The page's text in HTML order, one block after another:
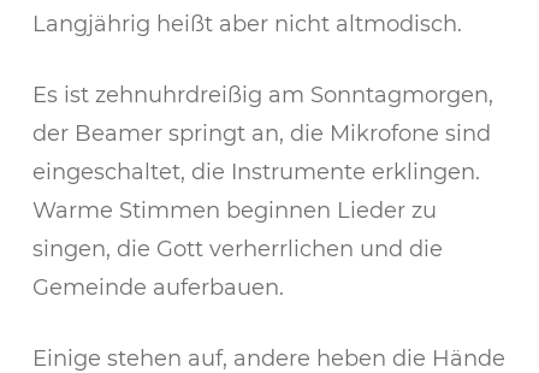
Langjährig heißt aber nicht altmodisch.
Es ist zehnuhrdreißig am Sonntagmorgen,
der Beamer springt an, die Mikrofone sind
eingeschaltet, die Instrumente erklingen.
Warme Stimmen beginnen Lieder zu
singen, die Gott verherrlichen und die
Gemeinde auferbauen.
Einige stehen auf, andere heben die Hände